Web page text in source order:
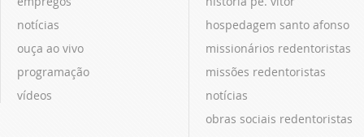
notícias
ouça ao vivo
programação
vídeos
hospedagem santo afonso
missionários redentoristas
missões redentoristas
notícias
obras sociais redentoristas